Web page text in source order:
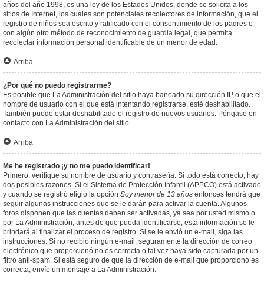
años del año 1998, es una ley de los Estados Unidos, donde se solicita a los
sitios de Internet, los cuales son potenciales recolectores de información, que el
registro de niños sea escrito y ratificado con el consentimiento de los padres o
con algún otro método de reconocimiento de guardia legal, que permita
recolectar información personal identificable de un menor de edad.
Arriba
¿Por qué no puedo registrarme?
Es posible que La Administración del sitio haya baneado su dirección IP o que el
nombre de usuario con el que está intentando registrarse, esté deshabilitado.
También puede estar deshabilitado el registro de nuevos usuarios. Póngase en
contacto con La Administración del sitio.
Arriba
Me he registrado ¡y no me puedo identificar!
Primero, verifique su nombre de usuario y contraseña. Si todo está correcto, hay
dos posibles razones. Si el Sistema de Protección Infantil (APPCO) está activado
y cuando se registró eligió la opción Soy menor de 13 años entonces tendrá que
seguir algunas instrucciones que se le darán para activar la cuenta. Algunos
foros disponen que las cuentas deben ser activadas, ya sea por usted mismo o
por La Administración, antes de que pueda identificarse; esta información se le
brindará al finalizar el proceso de registro. Si se le envió un e-mail, siga las
instrucciones. Si no recibió ningún e-mail, seguramente la dirección de correo
electrónico que proporcionó no es correcta o tal vez haya sido capturada por un
filtro anti-spam. Si está seguro de que la dirección de e-mail que proporcionó es
correcta, envíe un mensaje a La Administración.